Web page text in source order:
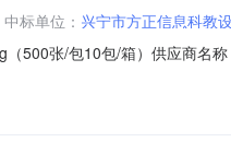
中标单位： 兴宁市方正信息科教
（500张/包10包/箱）供应商名